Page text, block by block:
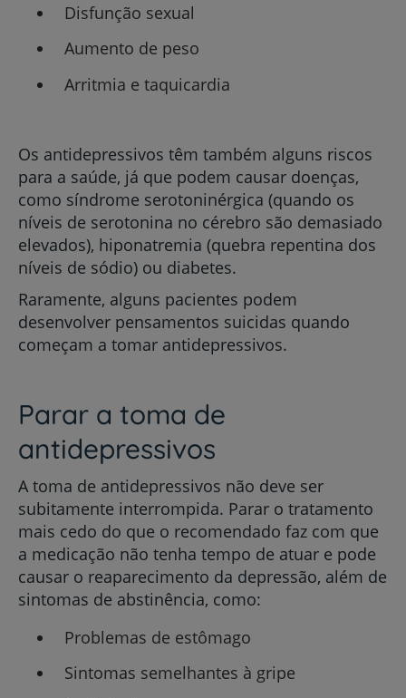
Disfunção sexual
Aumento de peso
Arritmia e taquicardia
Os antidepressivos têm também alguns riscos
para a saúde, já que podem causar doenças,
como síndrome serotoninérgica (quando os
níveis de serotonina no cérebro são demasiado
elevados), hiponatremia (quebra repentina dos
níveis de sódio) ou diabetes.
Raramente, alguns pacientes podem
desenvolver pensamentos suicidas quando
começam a tomar antidepressivos.
Parar a toma de
antidepressivos
A toma de antidepressivos não deve ser
subitamente interrompida. Parar o tratamento
mais cedo do que o recomendado faz com que
a medicação não tenha tempo de atuar e pode
causar o reaparecimento da depressão, além de
sintomas de abstinência, como:
Problemas de estômago
Sintomas semelhantes à gripe